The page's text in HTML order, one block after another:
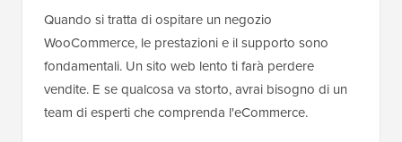
Quando si tratta di ospitare un negozio
WooCommerce, le prestazioni e il supporto sono
fondamentali. Un sito web lento ti farà perdere
vendite. E se qualcosa va storto, avrai bisogno di un
team di esperti che comprenda l'eCommerce.